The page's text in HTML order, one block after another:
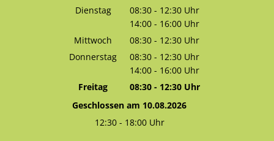
Von 14:00 bis 18:00 Uhr
Dienstag 08:30 - 12:30 Uhr
Von 08:30 bis 12:30 Uhr
14:00 - 16:00 Uhr
Von 14:00 bis 16:00 Uhr
Mittwoch 08:30 - 12:30 Uhr
Von 08:30 bis 12:30 Uhr
Donnerstag 08:30 - 12:30 Uhr
Von 08:30 bis 12:30 Uhr
14:00 - 16:00 Uhr
Von 14:00 bis 16:00 Uhr
Freitag 08:30- 12:30Uhr
Von 08:30 bis 12:30 Uhr
Geschlossen am 10.08.2026
12:30- 18:00Uhr